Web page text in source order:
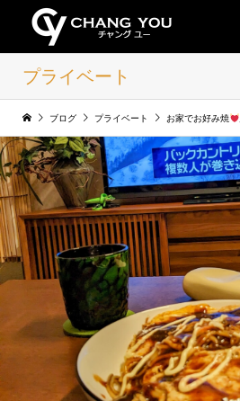
プライベート
ブログ プライベート お家でお好み焼